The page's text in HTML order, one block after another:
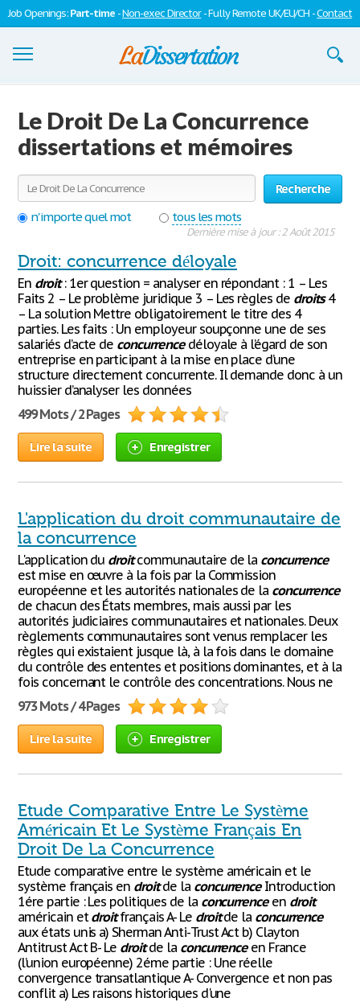
Job Openings:Part-time -Non-exec Director- Fully Remote UK/EU/CH -Contact
S'inscrire
Se connecter
Contactez-nous
Le Droit De La Concurrence
dissertations et mémoires
Recherche
n'importe quel mot
tous les mots
Dernière mise à jour : 2 Août 2015
Droit: concurrence déloyale
En droit: 1er question = analyser en répondant : 1 – Les
Faits 2 – Le problème juridique 3 – Les règles de droits4
– La solution Mettre obligatoirement le titre des 4
parties. Les faits : Un employeur soupçonne une de ses
salariés d’acte de concurrencedéloyale à l’égard de son
entreprise en participant à la mise en place d’une
structure directement concurrente. Il demande donc à un
huissier d’analyser les données
499 Mots / 2 Pages
Lire la suite Enregistrer
L'application du droit communautaire de
la concurrence
L'application du droitcommunautaire de la concurrence
est mise en œuvre à la fois par la Commission
européenne et les autorités nationales de la concurrence
de chacun des États membres, mais aussi par les
autorités judiciaires communautaires et nationales. Deux
règlements communautaires sont venus remplacer les
règles qui existaient jusque là, à la fois dans le domaine
du contrôle des ententes et positions dominantes, et à la
fois concernant le contrôle des concentrations. Nous ne
973 Mots / 4 Pages
Lire la suite Enregistrer
Etude Comparative Entre Le Système
Américain Et Le Système Français En
Droit De La Concurrence
Etude comparative entre le système américain et le
système français en droitde la concurrenceIntroduction
1ére partie : Les politiques de la concurrenceen droit
américain etdroitfrançais A- Le droitde la concurrence
aux états unis a) Sherman Anti-Trust Act b) Clayton
Antitrust Act B- Le droitde la concurrenceen France
(l’union européenne) 2éme partie : Une réelle
convergence transatlantique A- Convergence et non pas
conflit a) Les raisons historiques d'une